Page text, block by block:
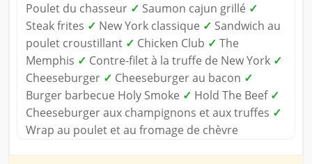
Poulet du chasseur ✓ Saumon cajun grillé ✓
Steak frites ✓ New York classique ✓ Sandwich au
poulet croustillant ✓ Chicken Club ✓ The
Memphis ✓ Contre-filet à la truffe de New York ✓
Cheeseburger ✓ Cheeseburger au bacon ✓
Burger barbecue Holy Smoke ✓ Hold The Beef ✓
Cheeseburger aux champignons et aux truffes ✓
Wrap au poulet et au fromage de chèvre